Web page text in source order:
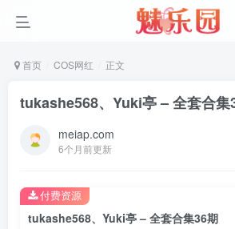
首页 COS网红 正文
tukashe568、Yuki亭 – 全套合集
meiap.com
6个月前更新
tukashe568、Yuki亭 – 全套合集36期
付费资源